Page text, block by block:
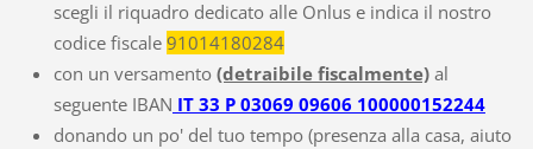
scegli il riquadro dedicato alle Onlus e indica il nostro
codice fiscale 91014180284
con un versamento (detraibile fiscalmente)al
seguente IBAN IT 33 P 03069 09606 100000152244
donando un po' del tuo tempo (presenza alla casa, aiuto